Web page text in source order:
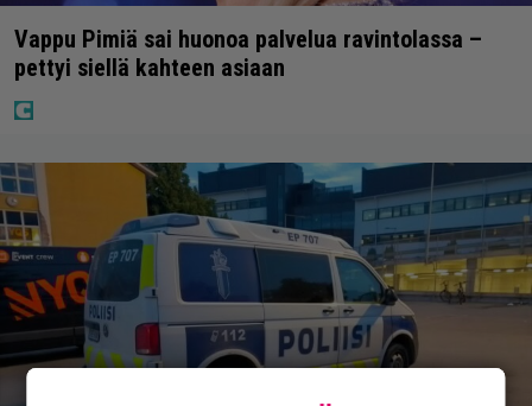
Vappu Pimiä sai huonoa palvelua ravintolassa –
pettyi siellä kahteen asiaan